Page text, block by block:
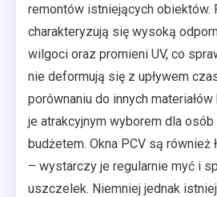
remontów istniejących
charakteryzują się wysoką
wilgoci oraz promieni UV, co
nie deformują się z upływem
porównaniu do innych
je atrakcyjnym wyborem dla
budżetem. Okna PCV są również
– wystarczy je regularnie myć i
uszczelek. Niemniej jednak